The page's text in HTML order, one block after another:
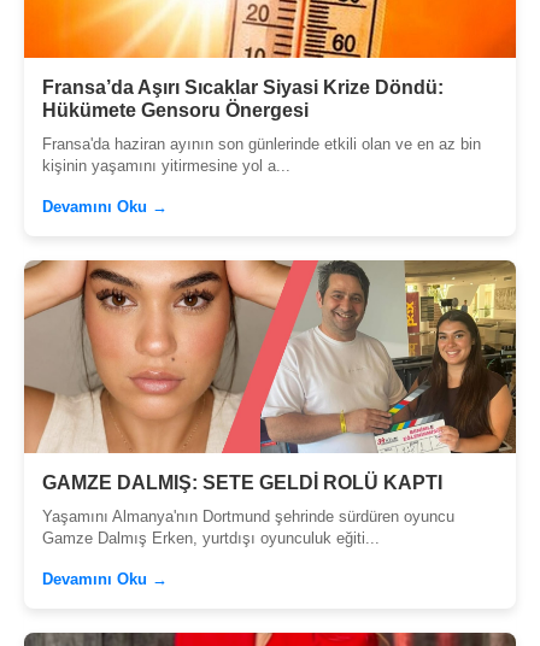
Fransa’da Aşırı Sıcaklar Siyasi Krize Döndü:
Hükümete Gensoru Önergesi
Fransa'da haziran ayının son günlerinde etkili olan ve en az bin
kişinin yaşamını yitirmesine yol a...
Devamını Oku →
GAMZE DALMIŞ: SETE GELDİ ROLÜ KAPTI
Yaşamını Almanya'nın Dortmund şehrinde sürdüren oyuncu
Gamze Dalmış Erken, yurtdışı oyunculuk eğiti...
Devamını Oku →